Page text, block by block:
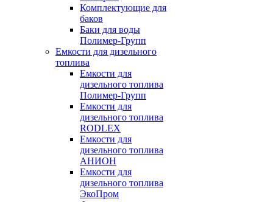
Комплектующие для
баков
Баки для воды
Полимер-Групп
Емкости для дизельного
топлива
Емкости для
дизельного топлива
Полимер-Групп
Емкости для
дизельного топлива
RODLEX
Емкости для
дизельного топлива
АНИОН
Емкости для
дизельного топлива
ЭкоПром